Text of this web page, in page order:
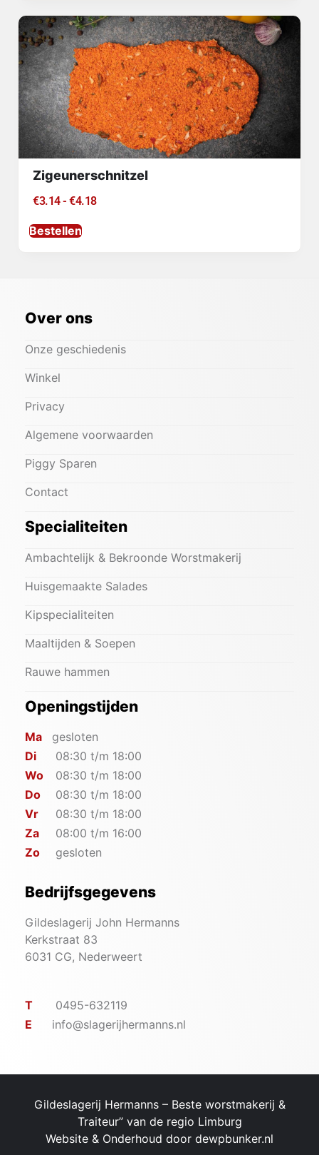
Zigeunerschnitzel
€3.14- €4.18
Bestellen
Over ons
Onze geschiedenis
Winkel
Privacy
Algemene voorwaarden
Piggy Sparen
Contact
Specialiteiten
Ambachtelijk & Bekroonde Worstmakerij
Huisgemaakte Salades
Kipspecialiteiten
Maaltijden & Soepen
Rauwe hammen
Openingstijden
Ma
gesloten
Di
08:30 t/m 18:00
Wo
08:30 t/m 18:00
Do
08:30 t/m 18:00
Vr
08:30 t/m 18:00
Za
08:00 t/m 16:00
Zo
gesloten
Bedrijfsgegevens
Gildeslagerij John Hermanns
Kerkstraat 83
6031 CG, Nederweert
T
0495-632119
E
info@slagerijhermanns.nl
Gildeslagerij Hermanns – ​Beste worstmakerij &
Traiteur” van de regio Limburg
Website & Onderhoud door dewpbunker.nl